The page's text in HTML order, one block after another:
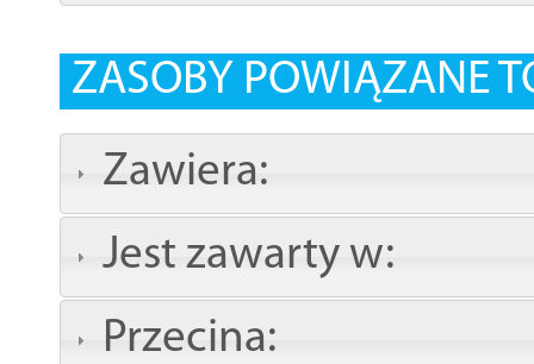
ZASOBY POWIĄZANE
Zawiera:
Jest zawarty w:
Przecina: